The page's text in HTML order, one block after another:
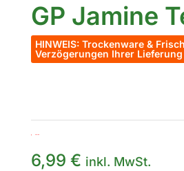
GP Jamine
HINWEIS: Trockenware &
Verzögerungen Ihrer
6,99€ inkl. MwSt.